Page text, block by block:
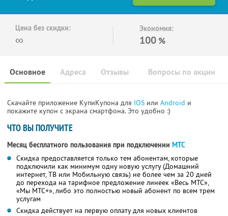
Цена без скидки:
∞
Экономия:
100 %
Основное Отзывы Вопросы по акции
Адреса
Скачайте приложение КупиКупона для IOS или Android и
покажите купон с экрана смартфона. Это удобно :)
ЧТО ВЫ ПОЛУЧИТЕ
Месяц бесплатного пользования при подключении МТС
Скидка предоставляется только тем абонентам, которые
подключили как минимум одну новую услугу (Домашний
интернет, ТВ или Мобильную связь) не более чем за 20 дней
до перехода на тарифное предложение линеек «Весь МТС»,
«Мы МТС+», либо это полностью новый абонент по всем трем
услугам
Скидка действует на первую оплату для новых клиентов